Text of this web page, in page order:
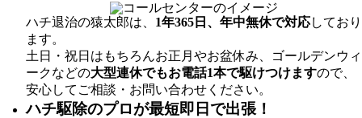
ハチ退治の猿太郎は、 1年365日、年中無休で対応しており
ます。
土日・祝日はもちろんお正月やお盆休み、ゴールデンウィ
ークなどの大型連休でもお電話1本で駆けつけますので、
安心してご相談・お問い合わせください。
ハチ駆除のプロが最短即日で出張！